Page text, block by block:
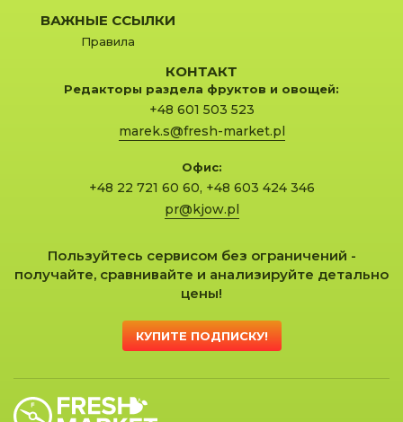
ВАЖНЫЕ ССЫЛКИ
Правила
КОНТАКТ
Редакторы раздела фруктов и овощей:
+48 601 503 523
marek.s@fresh-market.pl
Офис:
+48 22 721 60 60, +48 603 424 346
pr@kjow.pl
Пользуйтесь сервисом без ограничений -
получайте, сравнивайте и анализируйте детально
цены!
КУПИТЕ ПОДПИСКУ!